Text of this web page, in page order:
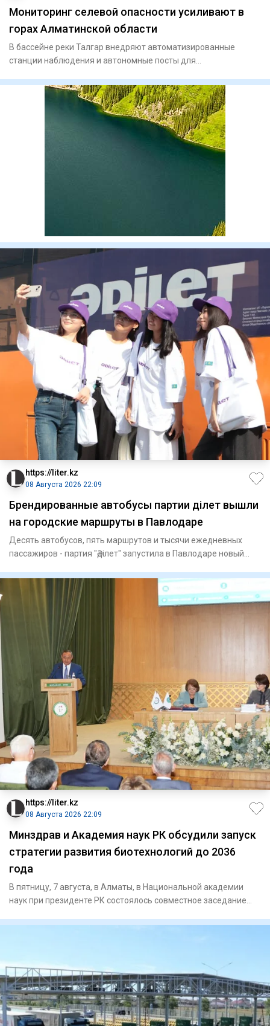
Мониторинг селевой опасности усиливают в
горах Алматинской области
В бассейне реки Талгар внедряют автоматизированные
станции наблюдения и автономные посты для
https://liter.kz
08 Августа 2026 22:09
Брендированные автобусы партии Әділет вышли
на городские маршруты в Павлодаре
Десять автобусов, пять маршрутов и тысячи ежедневных
пассажиров - партия "Әділет" запустила в Павлодаре новый
https://liter.kz
08 Августа 2026 22:09
Минздрав и Академия наук РК обсудили запуск
стратегии развития биотехнологий до 2036
года
В пятницу, 7 августа, в Алматы, в Национальной академии
наук при президенте РК состоялось совместное заседание